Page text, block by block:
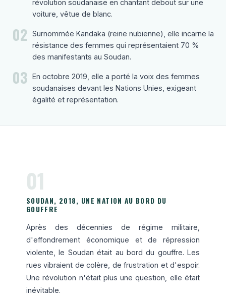
révolution soudanaise en chantant debout sur une
voiture, vêtue de blanc.
02
Surnommée Kandaka (reine nubienne), elle incarne la
résistance des femmes qui représentaient 70 %
des manifestants au Soudan.
03
En octobre 2019, elle a porté la voix des femmes
soudanaises devant les Nations Unies, exigeant
égalité et représentation.
01
SOUDAN, 2018, UNE NATION AU BORD DU
GOUFFRE
Après des décennies de régime militaire,
d'effondrement économique et de répression
violente, le Soudan était au bord du gouffre. Les
rues vibraient de colère, de frustration et d'espoir.
Une révolution n'était plus une question, elle était
inévitable.